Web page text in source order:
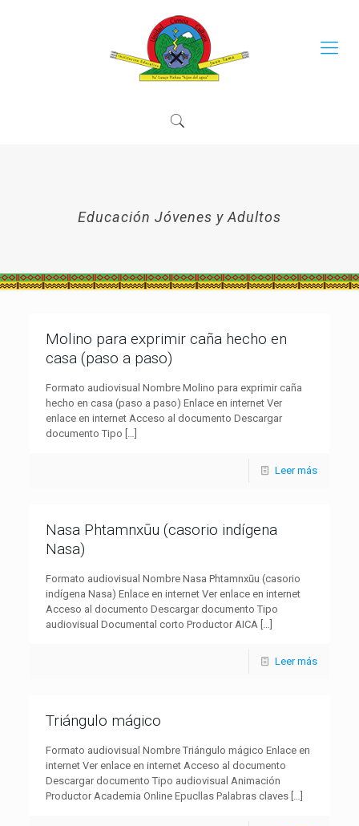
Educación Jóvenes y Adultos
Molino para exprimir caña hecho en
casa (paso a paso)
Formato audiovisual Nombre Molino para exprimir caña
hecho en casa (paso a paso) Enlace en internet Ver
enlace en internet Acceso al documento Descargar
documento Tipo […]
Leer más
Nasa Phtamnxūu (casorio indígena
Nasa)
Formato audiovisual Nombre Nasa Phtamnxūu (casorio
indígena Nasa) Enlace en internet Ver enlace en internet
Acceso al documento Descargar documento Tipo
audiovisual Documental corto Productor AICA […]
Leer más
Triángulo mágico
Formato audiovisual Nombre Triángulo mágico Enlace en
internet Ver enlace en internet Acceso al documento
Descargar documento Tipo audiovisual Animación
Productor Academia Online Epucllas Palabras claves […]